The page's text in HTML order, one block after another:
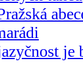
je